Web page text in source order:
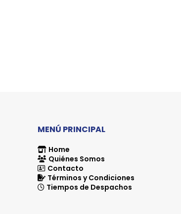
MENÚ PRINCIPAL
Home
Quiénes Somos
Contacto
Términos y Condiciones
Tiempos de Despachos